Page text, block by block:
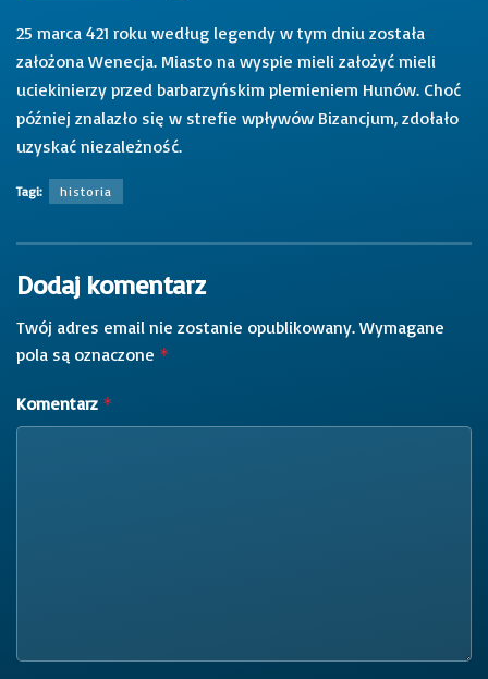
25 marca 421 roku według legendy w tym dniu została
założona Wenecja. Miasto na wyspie mieli założyć mieli
uciekinierzy przed barbarzyńskim plemieniem Hunów. Choć
później znalazło się w strefie wpływów Bizancjum, zdołało
uzyskać niezależność.
Tagi: historia
Dodaj komentarz
Twój adres email nie zostanie opublikowany. Wymagane
pola są oznaczone *
Komentarz *